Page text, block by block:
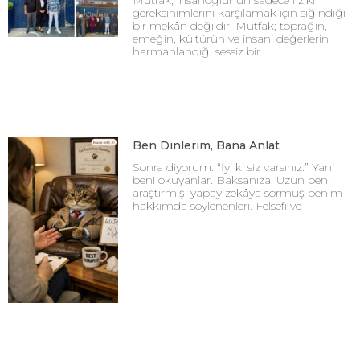
gereksinimlerini karşılamak için sığındığı
bir mekân değildir. Mutfak; toprağın,
emeğin, kültürün ve insani değerlerin
harmanlandığı sessiz bir
Ben Dinlerim, Bana Anlat
Sonra diyorum: “İyi ki siz varsınız.” Yani
beni okuyanlar. Baksanıza, Uzun beni
araştırmış, yapay zekâya sormuş benim
hakkımda söylenenleri. Felsefi ve